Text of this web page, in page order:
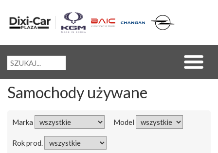
Samochody używane
Marka Model
Rok prod.